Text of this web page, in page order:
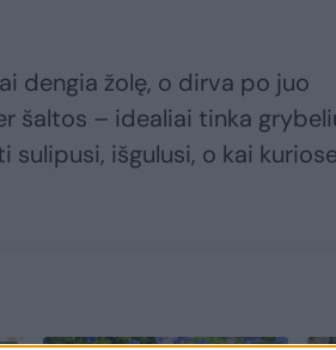
dengia žolę, o dirva po juo
šaltos – idealiai tinka
sulipusi, išgulusi, o kai